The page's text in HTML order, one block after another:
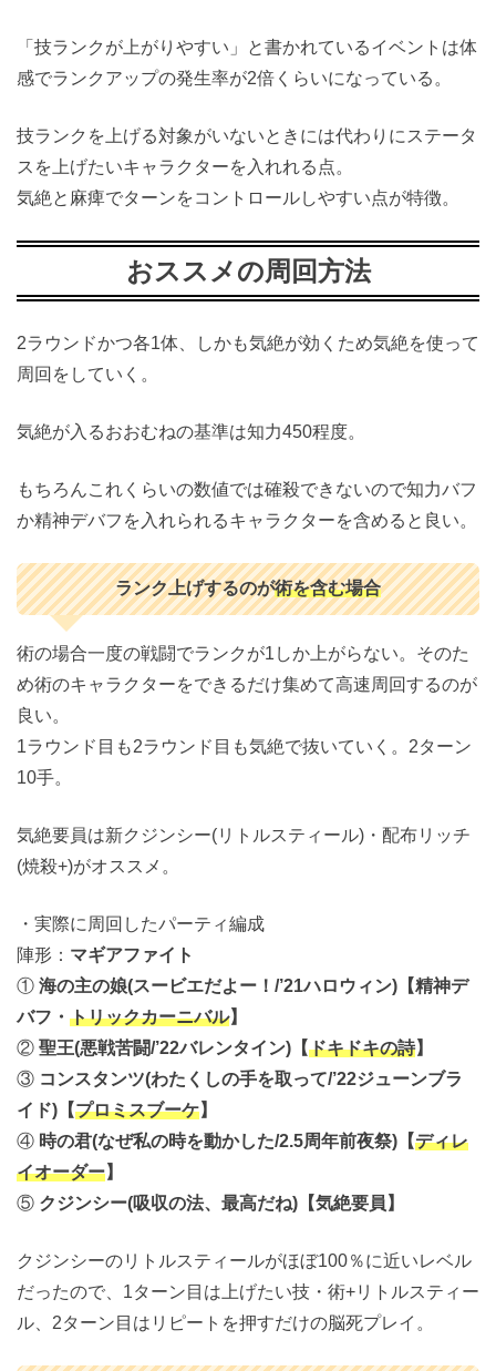
「技ランクが上がりやすい」と書かれているイベントは体
感でランクアップの発生率が2倍くらいになっている。
技ランクを上げる対象がいないときには代わりにステータ
スを上げたいキャラクターを入れれる点。
気絶と麻痺でターンをコントロールしやすい点が特徴。
おススメの周回方法
2ラウンドかつ各1体、しかも気絶が効くため気絶を使って
周回をしていく。
気絶が入るおおむねの基準は知力450程度。
もちろんこれくらいの数値では確殺できないので知力バフ
か精神デバフを入れられるキャラクターを含めると良い。
ランク上げするのが術を含む場合
術の場合一度の戦闘でランクが1しか上がらない。そのた
め術のキャラクターをできるだけ集めて高速周回するのが
良い。
1ラウンド目も2ラウンド目も気絶で抜いていく。2ターン
10手。
気絶要員は新クジンシー(リトルスティール)・配布リッチ
(焼殺+)がオススメ。
・実際に周回したパーティ編成
陣形： マギアファイト
① 海の主の娘(スービエだよー！/’21ハロウィン)【精神デ
バフ・ トリックカーニバル】
② 聖王(悪戦苦闘/’22バレンタイン)【ドキドキの詩】
③ コンスタンツ(わたくしの手を取って/’22ジューンブラ
イド)【プロミスブーケ】
④ 時の君(なぜ私の時を動かした/2.5周年前夜祭)【ディレ
イオーダー】
⑤ クジンシー(吸収の法、最高だね)【気絶要員】
クジンシーのリトルスティールがほぼ100％に近いレベル
だったので、1ターン目は上げたい技・術+リトルスティー
ル、2ターン目はリピートを押すだけの脳死プレイ。